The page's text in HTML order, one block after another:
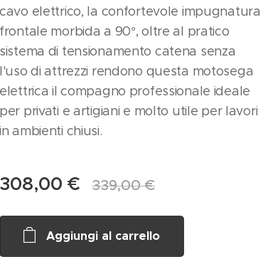
cavo elettrico, la confortevole impugnatura
frontale morbida a 90°, oltre al pratico
sistema di tensionamento catena senza
l'uso di attrezzi rendono questa motosega
elettrica il compagno professionale ideale
per privati e artigiani e molto utile per lavori
in ambienti chiusi.
308,00 € 339,00€
Aggiungi al carrello